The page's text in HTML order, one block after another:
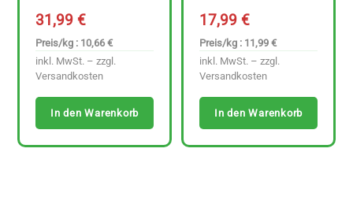
31,99€
Preis/kg : 10,66 €
inkl. MwSt. – zzgl.
Versandkosten
In den Warenkorb
17,99€
Preis/kg : 11,99 €
inkl. MwSt. – zzgl.
Versandkosten
In den Warenkorb